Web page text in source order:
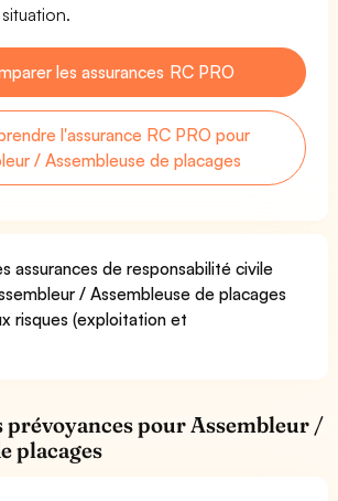
les assurances RC PRO
l'assurance RC PRO pour
/ Assembleuse de placages
assurances de responsabilité civile
/ Assembleuse de placages
risques (exploitation et
prévoyances pour Assembleur /
placages